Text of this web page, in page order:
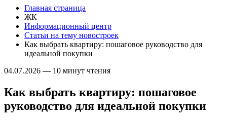
Главная страница
ЖК
Информационный центр
Статьи на тему новостроек
Как выбрать квартиру: пошаговое руководство для
идеальной покупки
04.07.2026 — 10 минут чтения
Как выбрать квартиру: пошаговое
руководство для идеальной покупки